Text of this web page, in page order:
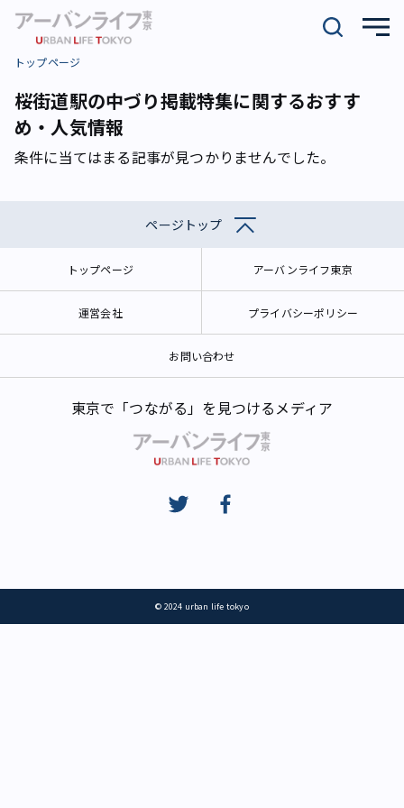
トップページ
桜街道駅の中づり掲載特集に関するおすす
め・人気情報
条件に当てはまる記事が見つかりませんでした。
ページトップ
トップページ アーバンライフ東京
運営会社 プライバシーポリシー
お問い合わせ
東京で「つながる」を見つけるメディア
© 2024 urban life tokyo